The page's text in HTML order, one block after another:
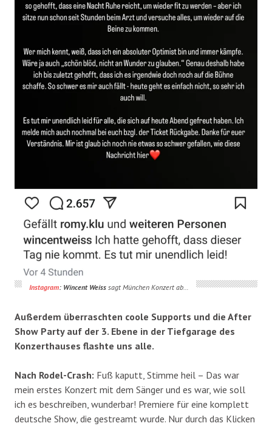
Instagram: Wincent Weisssagt München Konzert ab…
Außerdem überraschten coole Supports und die After
Show Party auf der 3. Ebene in der Tiefgarage des
Konzerthauses flashte uns alle.
Nach Rodel-Crash: Fuß kaputt, Stimme heil – Das war
mein erstes Konzert mit dem Sänger und es war, wie soll
ich es beschreiben, wunderbar! Premiere für eine komplett
deutsche Show, die gestreamt wurde. Nur durch das Klicken